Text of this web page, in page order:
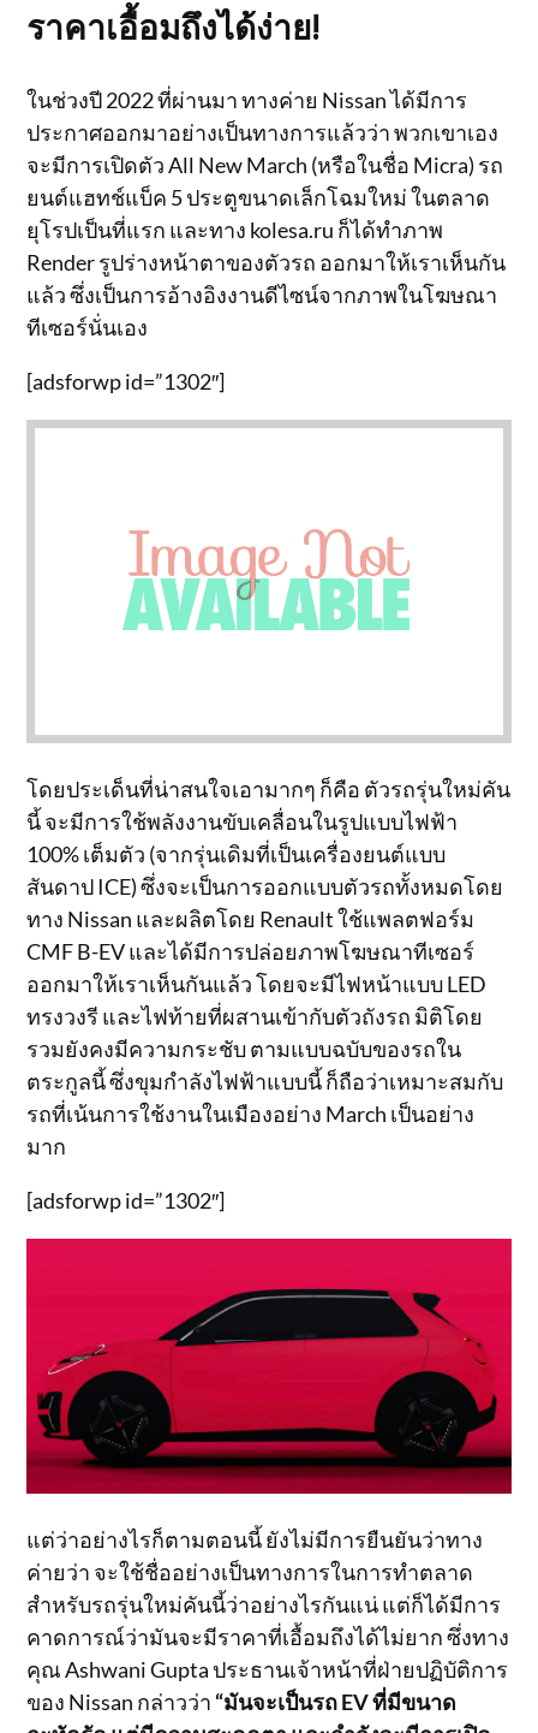
ราคาเอื้อมถึงได้ง่าย!
ในช่วงปี 2022 ที่ผ่านมา ทางค่าย Nissan ได้มีการ
ประกาศออกมาอย่างเป็นทางการแล้วว่า พวกเขาเอง
จะมีการเปิดตัว All New March (หรือในชื่อ Micra) รถ
ยนต์แฮทช์แบ็ค 5 ประตูขนาดเล็กโฉมใหม่ ในตลาด
ยุโรปเป็นที่แรก และทาง kolesa.ru ก็ได้ทำภาพ
Render รูปร่างหน้าตาของตัวรถ ออกมาให้เราเห็นกัน
แล้ว ซึ่งเป็นการอ้างอิงงานดีไซน์จากภาพในโฆษณา
ทีเซอร์นั่นเอง
[adsforwp id=”1302″]
โดยประเด็นที่น่าสนใจเอามากๆ ก็คือ ตัวรถรุ่นใหม่คัน
นี้ จะมีการใช้พลังงานขับเคลื่อนในรูปแบบไฟฟ้า
100% เต็มตัว (จากรุ่นเดิมที่เป็นเครื่องยนต์แบบ
สันดาป ICE) ซึ่งจะเป็นการออกแบบตัวรถทั้งหมดโดย
ทาง Nissan และผลิตโดย Renault ใช้แพลตฟอร์ม
CMF B-EV และได้มีการปล่อยภาพโฆษณาทีเซอร์
ออกมาให้เราเห็นกันแล้ว โดยจะมีไฟหน้าแบบ LED
ทรงวงรี และไฟท้ายที่ผสานเข้ากับตัวถังรถ มิติโดย
รวมยังคงมีความกระชับ ตามแบบฉบับของรถใน
ตระกูลนี้ ซึ่งขุมกำลังไฟฟ้าแบบนี้ ก็ถือว่าเหมาะสมกับ
รถที่เน้นการใช้งานในเมืองอย่าง March เป็นอย่าง
มาก
[adsforwp id=”1302″]
แต่ว่าอย่างไรก็ตามตอนนี้ ยังไม่มีการยืนยันว่าทาง
ค่ายว่า จะใช้ชื่ออย่างเป็นทางการในการทำตลาด
สำหรับรถรุ่นใหม่คันนี้ว่าอย่างไรกันแน่ แต่ก็ได้มีการ
คาดการณ์ว่ามันจะมีราคาที่เอื้อมถึงได้ไม่ยาก ซึ่งทาง
คุณ Ashwani Gupta ประธานเจ้าหน้าที่ฝ่ายปฏิบัติการ
ของ Nissan กล่าวว่า “มันจะเป็นรถ EV ที่มีขนาด